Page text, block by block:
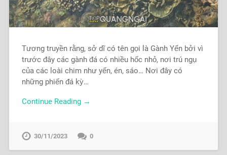
Tương truyền rằng, sở dĩ có tên gọi là Gành Yến bởi vì
trước đây các gành đá có nhiều hốc nhỏ, nơi trú ngụ
của các loài chim như yến, én, sáo… Nơi đây có
những phiến đá kỳ…
Continue Reading →
30/11/2023 0